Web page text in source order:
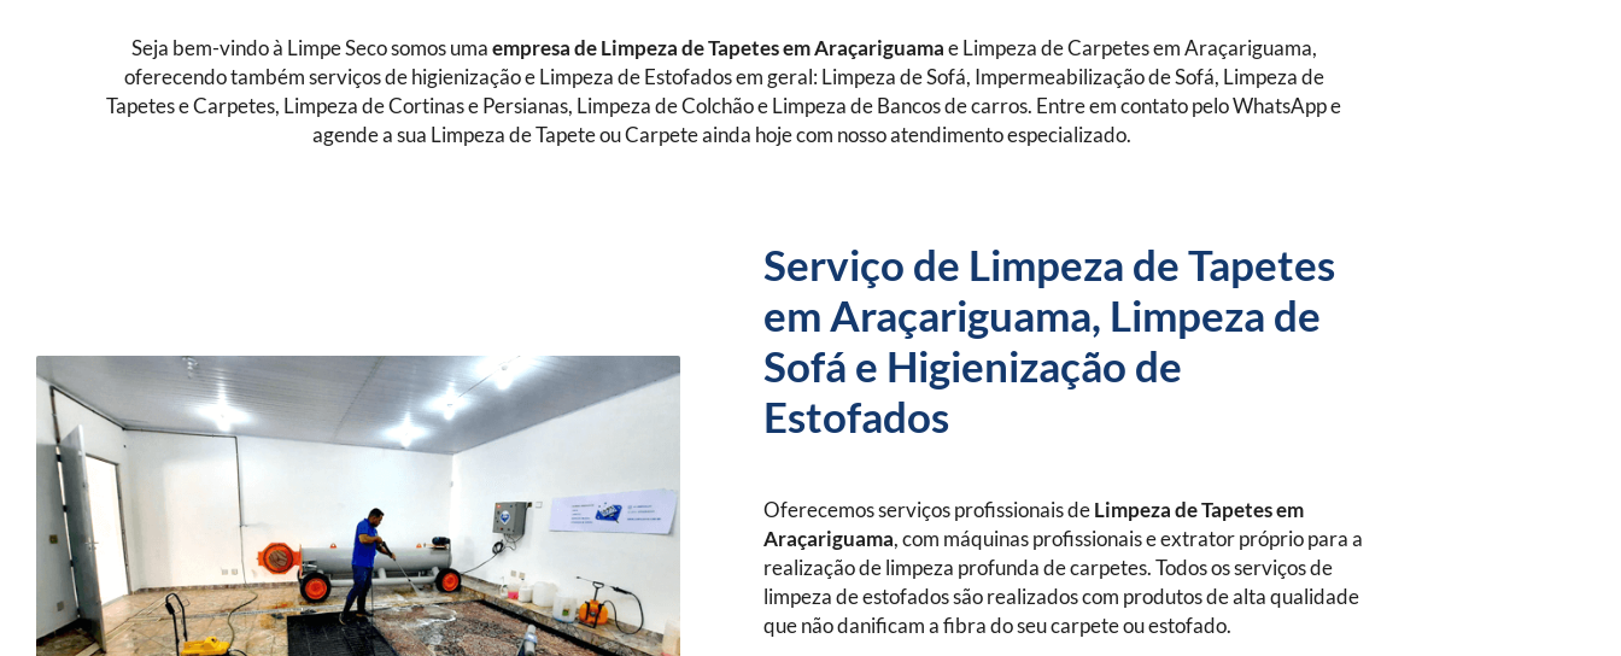
Seja bem-vindo à Limpe Seco somos uma empresa de Limpeza de Tapetesem Araçariguama e Limpeza de Carpetes em Araçariguama,
oferecendo também serviços de higienização e Limpeza de Estofados em geral: Limpeza de Sofá, Impermeabilização de Sofá, Limpeza de
Tapetes e Carpetes, Limpeza de Cortinas e Persianas, Limpeza de Colchão e Limpeza de Bancos de carros. Entre em contato pelo WhatsApp e
agende a sua Limpeza de Tapete ou Carpete ainda hoje com nosso atendimento especializado.
Serviço de Limpeza de Tapetes
em Araçariguama, Limpeza de
Sofá e Higienização de
Estofados
Oferecemos serviços profissionais de Limpeza de Tapetesem
Araçariguama, com máquinas profissionais e extrator próprio para a
realização de limpeza profunda de carpetes. Todos os serviços de
limpeza de estofados são realizados com produtos de alta qualidade
que não danificam a fibra do seu carpete ou estofado.